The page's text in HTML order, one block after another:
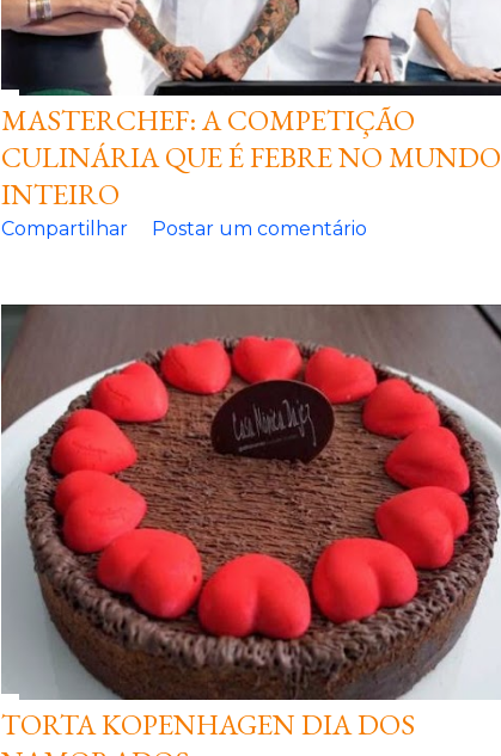
MASTERCHEF: A COMPETIÇÃO
CULINÁRIA QUE É FEBRE NO MUNDO
INTEIRO
Compartilhar Postar um comentário
TORTA KOPENHAGEN DIA DOS